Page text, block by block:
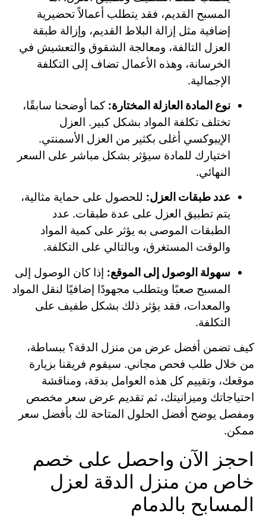
المسبح القديم، فقد يتطلب أعمالاً تحضيرية
إضافية مثل إزالة البلاط القديم، وإزالة طبقة
العزل التالفة، ومعالجة الشقوق والتعشيش في
الخرسانة، وهذه الأعمال تضاف إلى التكلفة
الإجمالية.
نوع المادة العازلة المختارة: كما أوضحنا سابقًا،
تختلف تكلفة المواد بشكل كبير. العزل
الإيبوكسي أغلى بكثير من العزل الأسمنتي.
اختيارك للمادة سيؤثر بشكل مباشر على السعر
النهائي.
عدد طبقات العزل: للحصول على حماية مثالية،
يتم تطبيق العزل على عدة طبقات. عدد
الطبقات الموصى به يؤثر على كمية المواد
والوقت المستغرق، وبالتالي على التكلفة.
سهولة الوصول إلى الموقع: إذا كان الوصول إلى
المسبح صعبًا ويتطلب مجهودًا إضافيًا لنقل المواد
والمعدات، فقد يؤثر ذلك بشكل طفيف على
التكلفة.
كيف تضمن أفضل عرض من منزل الدقة؟ ببساطة،
من خلال طلب فحص مجاني. سيقوم فريقنا بزيارة
موقعك، وتقييم كل هذه العوامل بدقة، ومناقشة
احتياجاتك وميزانيتك، ثم تقديم عرض سعر مخصص
ومفصل يوضح أفضل الحلول المتاحة لك بأفضل سعر
ممكن.
احجز الآن واحصل على خصم
خاص من منزل الدقة لعزل
المسابح بالدمام